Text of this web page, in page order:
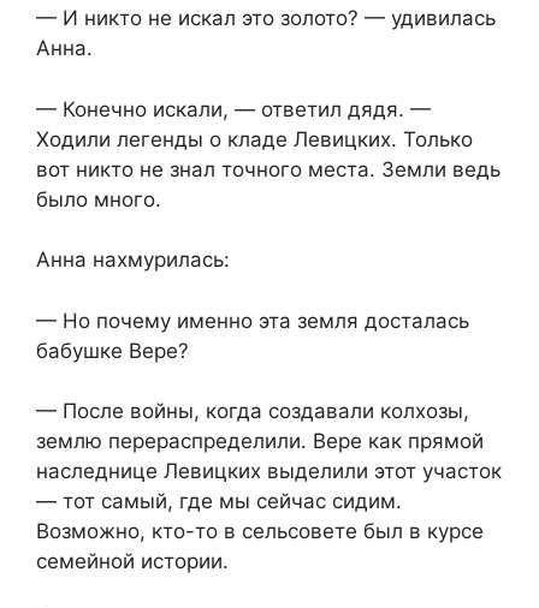
— И никто не искал это золото? — удивилась
Анна.
— Конечно искали, — ответил дядя. —
Ходили легенды о кладе Левицких. Только
вот никто не знал точного места. Земли ведь
было много.
Анна нахмурилась:
— Но почему именно эта земля досталась
бабушке Вере?
— После войны, когда создавали колхозы,
землю перераспределили. Вере как прямой
наследнице Левицких выделили этот участок
— тот самый, где мы сейчас сидим.
Возможно, кто-то в сельсовете был в курсе
семейной истории.